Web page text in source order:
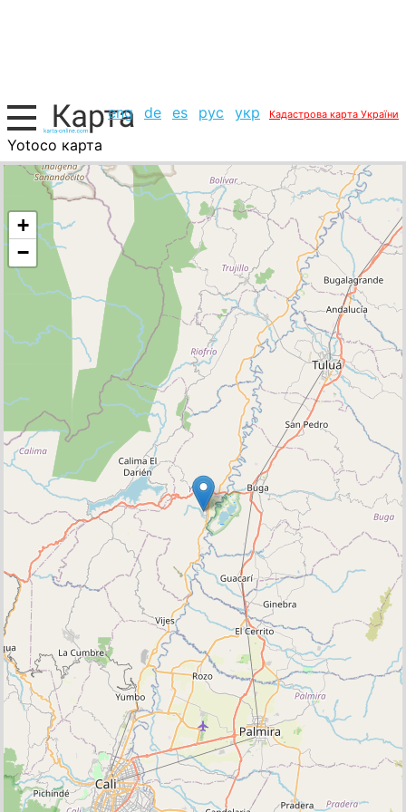
eng de es рус укр Кадастрова карта України
Yotoco карта
Колумбія, список міст
+
−